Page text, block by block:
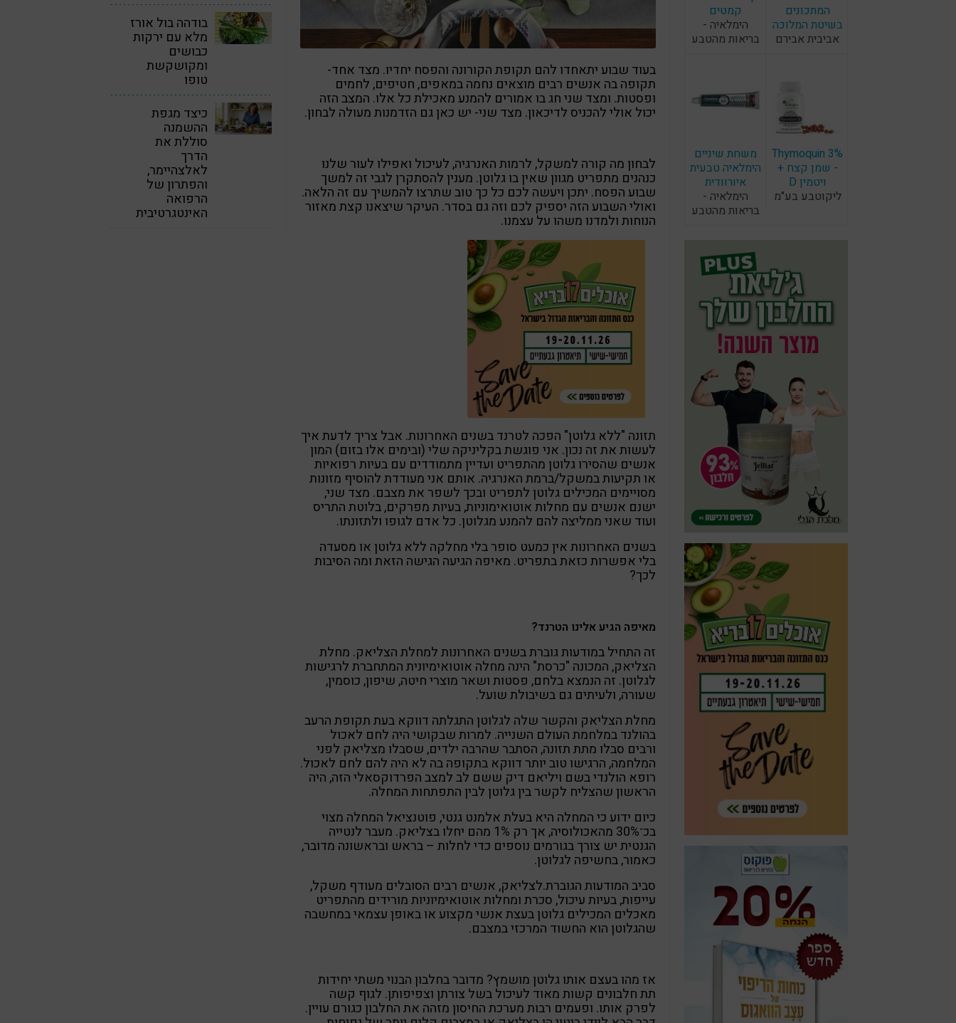
המתכונים
בשיטת המלוכה
אביבית אבירם
קמטים
הימלאיה -
בריאות מהטבע
Thymoquin 3%
- שמן קצח +
ויטמין D
ליקוטבע בע"מ
משחת שיניים
הימלאיה טבעית
איורוודית
הימלאיה -
בריאות מהטבע
בעוד שבוע יתאחדו להם תקופת הקורונה והפסח יחדיו. מצד אחד-
תקופה בה אנשים רבים מוצאים נחמה במאפים, חטיפים, לחמים
ופסטות. ומצד שני חג בו אמורים להמנע מאכילת כל אלו. המצב הזה
יכול אולי להכניס לדיכאון. מצד שני- יש כאן גם הזדמנות מעולה לבחון.
לבחון מה קורה למשקל, לרמות האנרגיה, לעיכול ואפילו לעור שלנו
כנהנים מתפריט מגוון שאין בו גלוטן. מענין להסתקרן לגבי זה למשך
שבוע הפסח. יתכן ויעשה לכם כל כך טוב שתרצו להמשיך עם זה הלאה.
ואולי השבוע הזה יספיק לכם וזה גם בסדר. העיקר שיצאנו קצת מאזור
הנוחות ולמדנו משהו על עצמנו.
תזונה "ללא גלוטן" הפכה לטרנד בשנים האחרונות. אבל צריך לדעת איך
לעשות את זה נכון. אני פוגשת בקליניקה שלי (ובימים אלו בזום) המון
אנשים שהסירו גלוטן מהתפריט ועדיין מתמודדים עם בעיות רפואיות
או תקיעות במשקל/ברמת האנרגיה. אותם אני מעודדת להוסיף מזונות
מסויימים המכילים גלוטן לתפריט ובכך לשפר את מצבם. מצד שני,
ישנם אנשים עם מחלות אוטואימוניות, בעיות מפרקים, בלוטת התריס
ועוד שאני ממליצה להם להמנע מגלוטן. כל אדם לגופו ולתזונתו.
בשנים האחרונות אין כמעט סופר בלי מחלקה ללא גלוטן או מסעדה
בלי אפשרות כזאת בתפריט. מאיפה הגיעה הגישה הזאת ומה הסיבות
לכך?
מאיפה הגיע אלינו הטרנד?
זה התחיל במודעות גוברת בשנים האחרונות למחלת הצליאק. מחלת
הצליאק, המכונה "כרסת" הינה מחלה אוטואימיונית המתחברת לרגישות
לגלוטן. זה הנמצא בלחם, פסטות ושאר מוצרי חיטה, שיפון, כוסמין,
שעורה, ולעיתים גם בשיבולת שועל.
מחלת הצליאק והקשר שלה לגלוטן התגלתה דווקא בעת תקופת הרעב
בהולנד במלחמת העולם השנייה. למרות שבקושי היה לחם לאכול
ורבים סבלו מתת תזונה, הסתבר שהרבה ילדים, שסבלו מצליאק לפני
המלחמה, הרגישו טוב יותר דווקא בתקופה בה לא היה להם לחם לאכול.
רופא הולנדי בשם ויליאם דיק ששם לב למצב הפרדוקסאלי הזה, היה
הראשון שהצליח לקשר בין גלוטן לבין התפתחות המחלה.
כיום ידוע כי המחלה היא בעלת אלמנט גנטי, פוטנציאל המחלה מצוי
בכ־30% מהאכולוסיה, אך רק 1% מהם יחלו בצליאק. מעבר לנטייה
הגנטית יש צורך בגורמים נוספים כדי לחלות – בראש ובראשונה מדובר,
כאמור, בחשיפה לגלוטן.
סביב המודעות הגוברת.לצליאק, אנשים רבים הסובלים מעודף משקל,
עייפות, בעיות עיכול, סכרת ומחלות אוטואימיוניות מורידים מהתפריט
מאכלים המכילים גלוטן בעצת אנשי מקצוע או באופן עצמאי במחשבה
שהגלוטן הוא החשוד המרכזי במצבם.
אז מהו בעצם אותו גלוטן מושמץ? מדובר בחלבון הבנוי משתי יחידות
תת חלבונים קשות מאוד לעיכול בשל צורתן וצפיפותן. לגוף קשה
לפרק אותו. ופעמים רבות מערכת החיסון מזהה את החלבון כגורם עויין.
בודהה בול אורז
מלא עם ירקות
כבושים
ומקושקשת
טופו
כיצד מגפת
ההשמנה
סוללת את
הדרך
לאלצהיימר,
והפתרון של
הרפואה
האינטגרטיבית